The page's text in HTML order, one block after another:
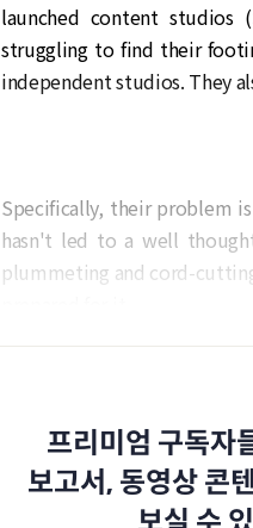
launched content studios
struggling to find their
independent studios. They
Specifically, their problem
hasn't led to a well
plummeting and cord-
프리미엄 구독자
보고서, 동영상 콘